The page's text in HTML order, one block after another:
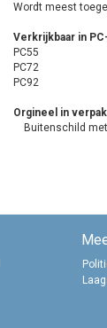
Wordt meest
Verkrijkbaar in
PC55
PC72
PC92
Orgineel in
Buitenschild met